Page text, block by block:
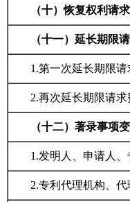
（十）恢复权利请
（十一）延长期限
1.第一次延长期限请
2.再次延长期限请求
（十二）著录事项
1.发明人、申请人
2.专利代理机构、